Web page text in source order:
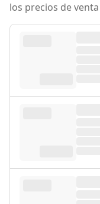
los precios de